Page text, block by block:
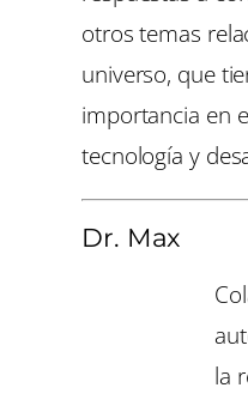
otros temas
universo, que
importancia en
tecnología y
Dr. Max
la